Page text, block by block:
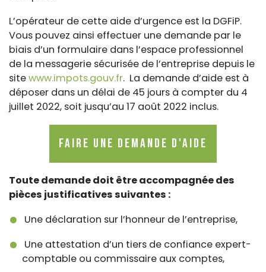
L’opérateur de cette aide d’urgence est la DGFiP.
Vous pouvez ainsi effectuer une demande par le
biais d’un formulaire dans l’espace professionnel
de la messagerie sécurisée de l’entreprise depuis le
sitewww.impots.gouv.fr. La demande d’aide est à
déposer dans un délai de 45 jours à compter du 4
juillet 2022, soit jusqu’au 17 août 2022 inclus.
Faire une demande d'aide
Toute demande doit être accompagnée des
pièces justificatives suivantes :
Une déclaration sur l’honneur de l’entreprise,
Une attestation d’un tiers de confiance expert-
comptable ou commissaire aux comptes,